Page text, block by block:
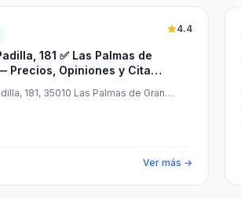
181 ✅ Las Palmas de
Precios, Opiniones y Cita
4.4
181, 35010 Las Palmas de Gran
España
Ver más →